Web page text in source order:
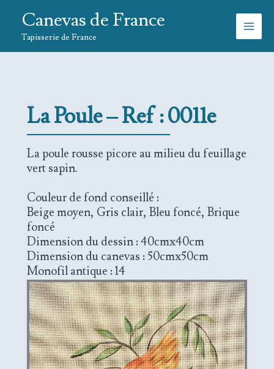
contenu
Canevas de France
Tapisserie de France
LaPoule – Ref : 0011e
La poule rousse picore au milieu du feuillage
vert sapin.
Couleur de fond conseillé :
Beige moyen, Gris clair, Bleu foncé, Brique
foncé
Dimension du dessin : 40cmx40cm
Dimension du canevas : 50cmx50cm
Monofil antique : 14